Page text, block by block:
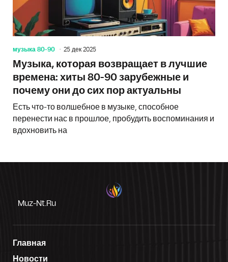
музыка 80-90 25 дек 2025
Музыка, которая возвращает в лучшие
времена: хиты 80-90 зарубежные и
почему они до сих пор актуальны
Есть что-то волшебное в музыке, способное
перенести нас в прошлое, пробудить воспоминания и
вдохновить на
Muz-Nt.ru
Главная
Новости